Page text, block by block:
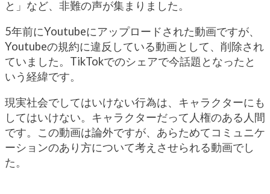
と」など、非難の声が集まりました。
5年前にYoutubeにアップロードされた動画ですが、
Youtubeの規約に違反している動画として、削除され
ていました。TikTokでのシェアで今話題となったと
いう経緯です。
現実社会でしてはいけない行為は、キャラクターにも
してはいけない。キャラクターだって人権のある人間
です。この動画は論外ですが、あらためてコミュニケ
ーションのあり方について考えさせられる動画でし
た。